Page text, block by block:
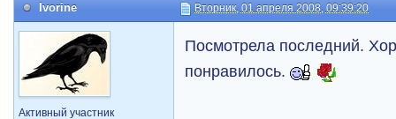
Ivorine Вторник, 01 апреля 2008, 09:39:20
Активный участник
Посмотрела последний.
понравилось.